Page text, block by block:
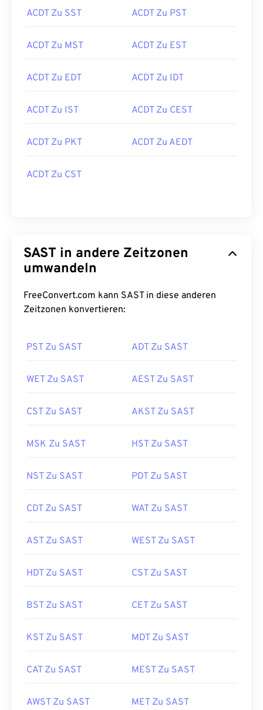
ACDT Zu SST ACDT Zu PST
ACDT Zu MST ACDT Zu EST
ACDT Zu EDT ACDT Zu IDT
ACDT Zu IST ACDT Zu CEST
ACDT Zu PKT ACDT Zu AEDT
ACDT Zu CST
SAST in andere Zeitzonen
umwandeln
FreeConvert.com kann SAST in diese anderen
Zeitzonen konvertieren:
PST Zu SAST ADT Zu SAST
WET Zu SAST AEST Zu SAST
CST Zu SAST AKST Zu SAST
MSK Zu SAST HST Zu SAST
NST Zu SAST PDT Zu SAST
CDT Zu SAST WAT Zu SAST
AST Zu SAST WEST Zu SAST
HDT Zu SAST CST Zu SAST
BST Zu SAST CET Zu SAST
KST Zu SAST MDT Zu SAST
CAT Zu SAST MEST Zu SAST
AWST Zu SAST MET Zu SAST